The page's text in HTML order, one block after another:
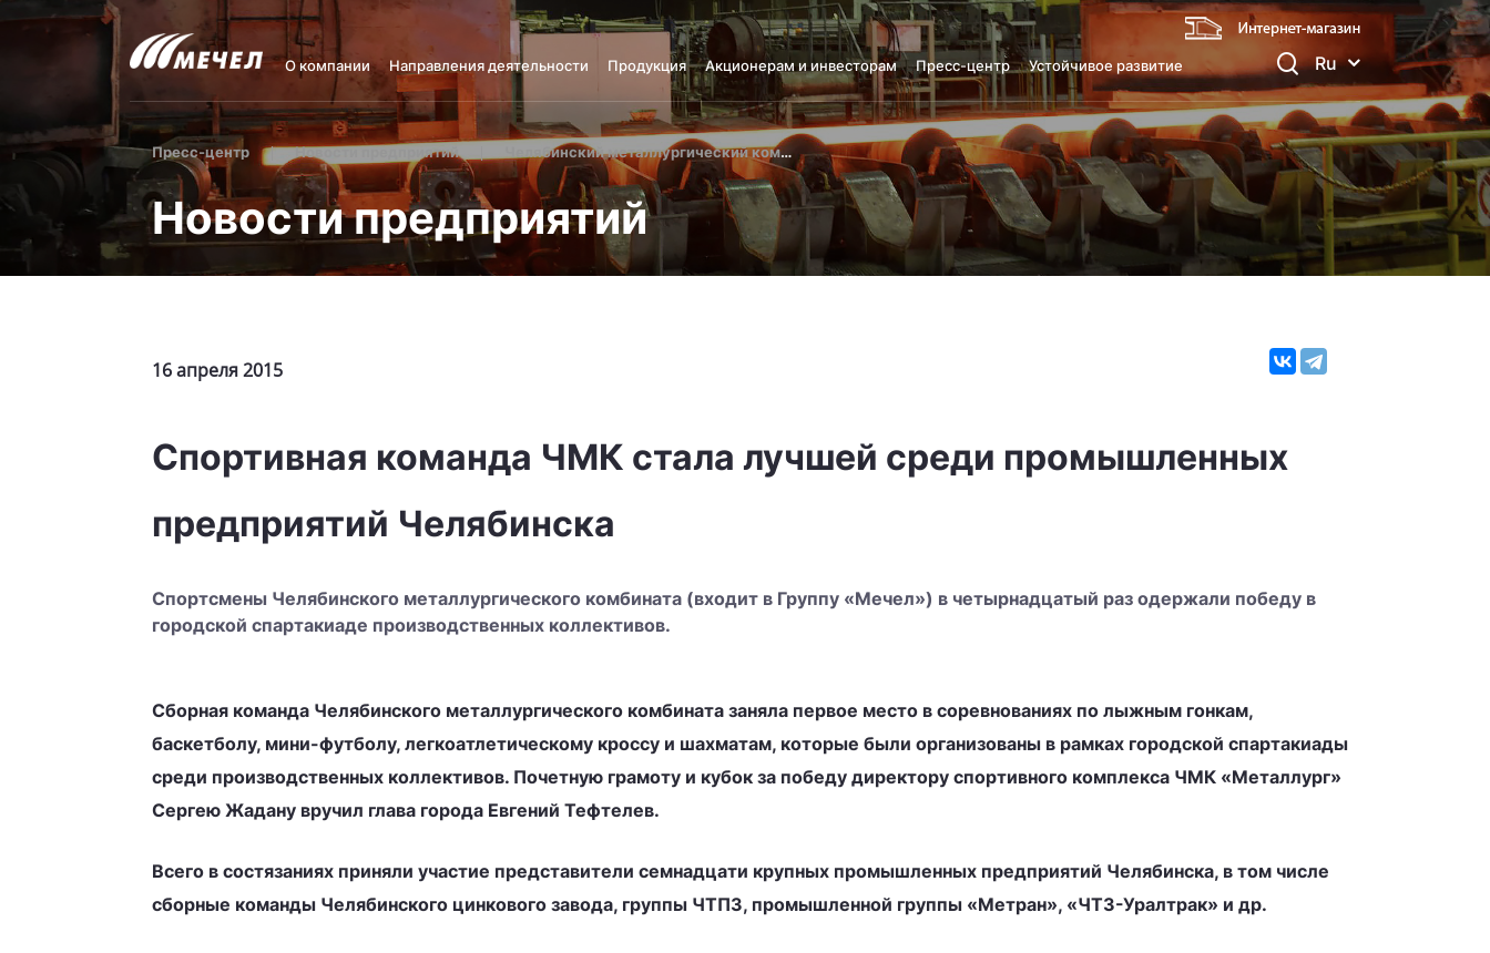
О компании Направления деятельности Продукция Акционерам и инвесторам Пресс-центр Устойчивое развитие Ru
Пресс-центр Новости предприятий Челябинский металлургический комбинат
Новости предприятий
16 апреля 2015
Спортивная команда ЧМК стала лучшей среди промышленных
предприятий Челябинска
Спортсмены Челябинского металлургического комбината (входит в Группу «Мечел») в четырнадцатый раз одержали победу в
городской спартакиаде производственных коллективов.
Сборная команда Челябинского металлургического комбината заняла первое место в соревнованиях по лыжным гонкам,
баскетболу, мини-футболу, легкоатлетическому кроссу и шахматам, которые были организованы в рамках городской спартакиады
среди производственных коллективов. Почетную грамоту и кубок за победу директору спортивного комплекса ЧМК «Металлург»
Сергею Жадану вручил глава города Евгений Тефтелев.
Всего в состязаниях приняли участие представители семнадцати крупных промышленных предприятий Челябинска, в том числе
сборные команды Челябинского цинкового завода, группы ЧТПЗ, промышленной группы «Метран», «ЧТЗ-Уралтрак» и др.